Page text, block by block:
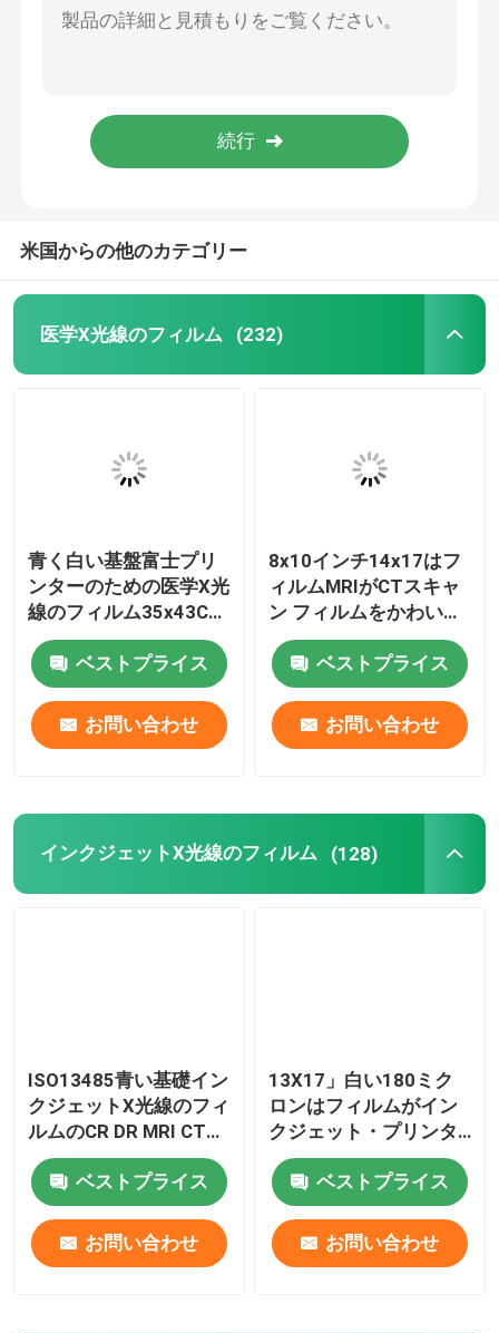
医学の乾燥したフィルム
rcの写真のペーパー
医学の熱フィルム
医学のフィルム プリンター
自己サービス プリンター
Dicomの印刷物ソフトウェア
ISO診断X光線のフィルム プリンター
米国からの他のカテゴリー
医学X光線のフィルム (232)
青く白い基盤富士プリ
ンターのための医学X光
線のフィルム35x43CM
の10x12インチX光線の
乾燥したフィルム
ベストプライス
お問い合わせ
8x10インチ14x17はフ
ィルムMRIがCTスキャ
ン フィルムをかわいが
る医学X光線をじりじり
動かすベストプライス
お問い合わせ
インクジェットX光線のフィルム (128)
ISO13485青い基礎イン
クジェットX光線のフィ
ルムのCR DR MRI CT
DSAの医学の乾燥した
フィルムベストプライス
お問い合わせ
13X17」白い180ミク
ロンはフィルムがイン
クジェット・プリンタ
のための透明物のフィ
ルムを広げるX光線をか
わいがる
ベストプライス
お問い合わせ